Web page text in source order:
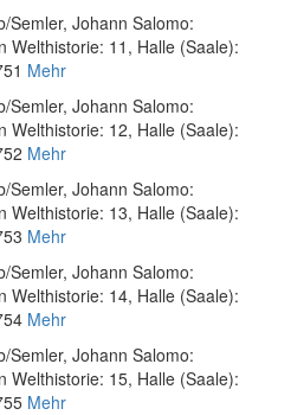
/Semler, Johann Salomo:
Welthistorie: 11 , Halle (Saale):
Mehr
/Semler, Johann Salomo:
Welthistorie: 12, Halle (Saale):
Mehr
/Semler, Johann Salomo:
Welthistorie: 13, Halle (Saale):
Mehr
/Semler, Johann Salomo:
Welthistorie: 14, Halle (Saale):
Mehr
/Semler, Johann Salomo:
Welthistorie: 15, Halle (Saale):
Mehr